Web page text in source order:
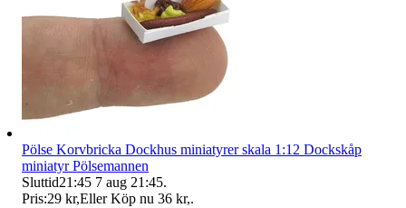
Pölse Korvbricka Dockhus miniatyrer skala 1:12 Dockskåp
miniatyr Pölsemannen
Sluttid21:45 7 aug 21:45.
Pris:29 kr,Eller Köp nu 36 kr,.